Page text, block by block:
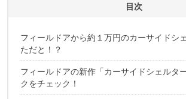
目次
フィールドアから約１万円のカーサイドシ
ただと！？
お値段なんと9,900円……！
フィールドアの新作「カーサイドシェルタ
クをチェック！